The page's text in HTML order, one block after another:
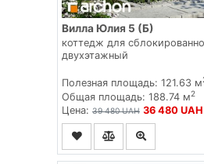
Вилла Юлия 5 (Б)
коттедж для
двухэтажный
Полезная площадь: 121.63 м
Общая площадь: 188.74 м2
Цена: 39 480 UAH 36 480 UAH